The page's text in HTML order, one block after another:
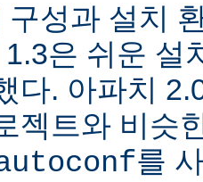
구성과 설치
은 쉬운 설
다. 아파치
젝트와 비슷
를